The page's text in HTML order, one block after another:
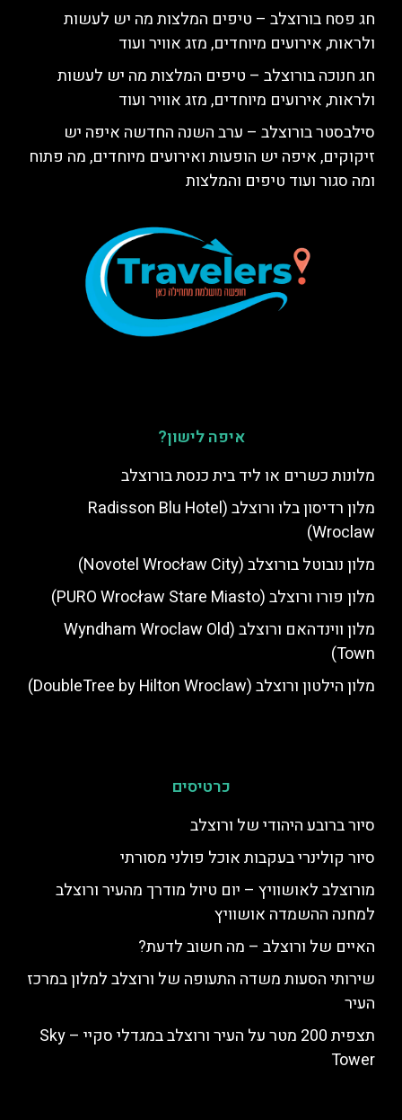
חג פסח בורוצלב – טיפים המלצות מה יש לעשות
ולראות, אירועים מיוחדים, מזג אוויר ועוד
חג חנוכה בורוצלב – טיפים המלצות מה יש לעשות
ולראות, אירועים מיוחדים, מזג אוויר ועוד
סילבסטר בורוצלב – ערב השנה החדשה איפה יש
זיקוקים, איפה יש הופעות ואירועים מיוחדים, מה פתוח
ומה סגור ועוד טיפים והמלצות
איפה לישון?
מלונות כשרים או ליד בית כנסת בורוצלב
מלון רדיסון בלו ורוצלב (Radisson Blu Hotel
Wroclaw)
מלון נובוטל בורוצלב (Novotel Wrocław City)
מלון פורו ורוצלב (PURO Wrocław Stare Miasto)
מלון ווינדהאם ורוצלב (Wyndham Wroclaw Old
Town)
מלון הילטון ורוצלב (DoubleTree by Hilton Wroclaw)
כרטיסים
סיור ברובע היהודי של ורוצלב
סיור קולינרי בעקבות אוכל פולני מסורתי
מורוצלב לאושוויץ – יום טיול מודרך מהעיר ורוצלב
למחנה ההשמדה אושוויץ
האיים של ורוצלב – מה חשוב לדעת?
שירותי הסעות משדה התעופה של ורוצלב למלון במרכז
העיר
תצפית 200 מטר על העיר ורוצלב במגדלי סקיי – Sky
Tower